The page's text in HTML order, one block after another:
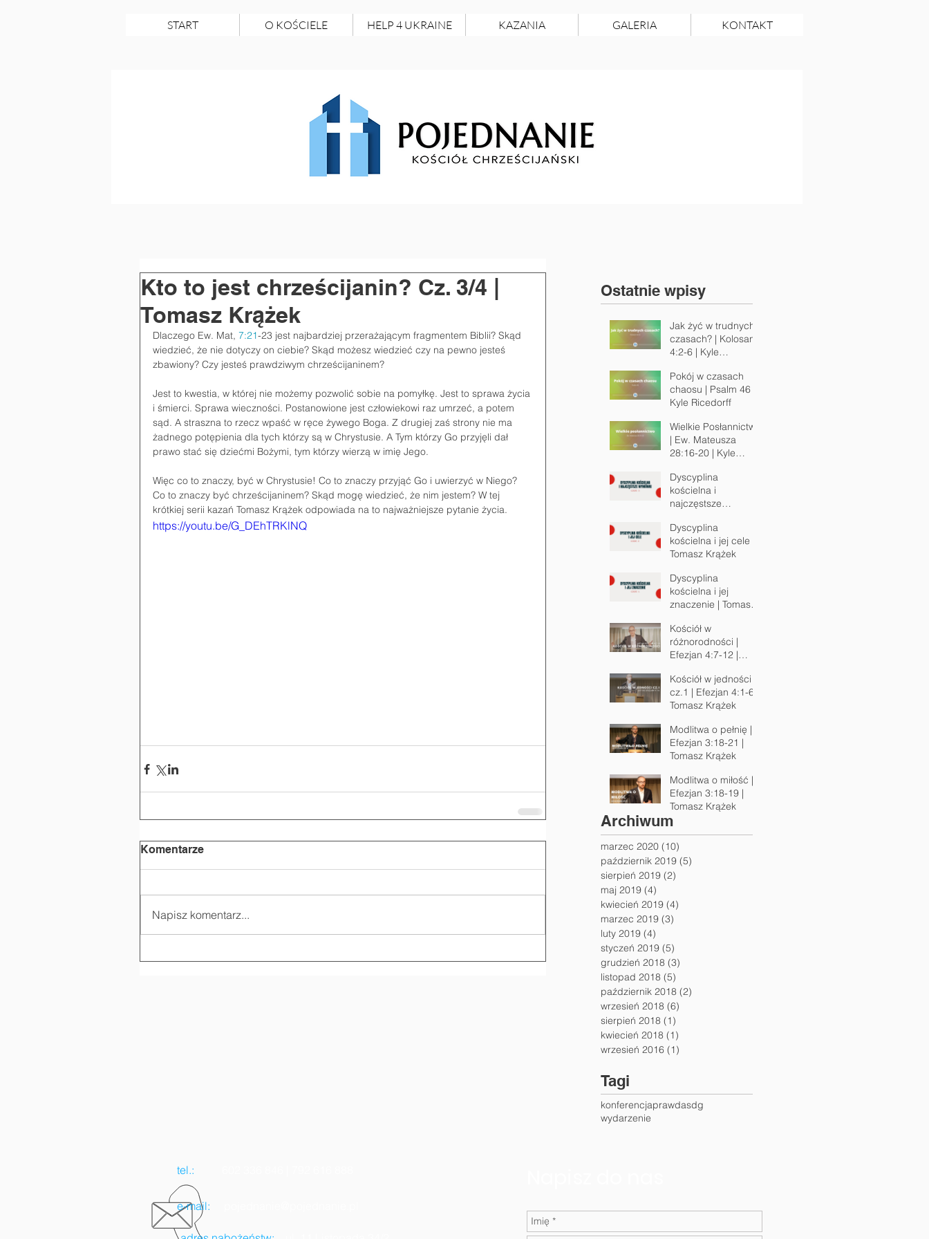
START O KOŚCIELE HELP 4 UKRAINE KAZANIA GALERIA KONTAKT
Kto to jest chrześcijanin? Cz. 3/4 |
Tomasz Krążek
Dlaczego Ew. Mat, 7:21-23 jest najbardziej przerażającym fragmentem Biblii? Skąd
wiedzieć, że nie dotyczy on ciebie? Skąd możesz wiedzieć czy na pewno jesteś
zbawiony? Czy jesteś prawdziwym chrześcijaninem?
Jest to kwestia, w której nie możemy pozwolić sobie na pomyłkę. Jest to sprawa życia
i śmierci. Sprawa wieczności. Postanowione jest człowiekowi raz umrzeć, a potem
sąd. A straszna to rzecz wpaść w ręce żywego Boga. Z drugiej zaś strony nie ma
żadnego potępienia dla tych którzy są w Chrystusie. A Tym którzy Go przyjęli dał
prawo stać się dziećmi Bożymi, tym którzy wierzą w imię Jego.
Więc co to znaczy, być w Chrystusie! Co to znaczy przyjąć Go i uwierzyć w Niego?
Co to znaczy być chrześcijaninem? Skąd mogę wiedzieć, że nim jestem? W tej
krótkiej serii kazań Tomasz Krążek odpowiada na to najważniejsze pytanie życia.
https://youtu.be/G_DEhTRKlNQ
Komentarze
Napisz komentarz...
Ostatnie wpisy
Jak żyć w trudnych
czasach? | Kolosan
4:2-6 | Kyle
Pokój w czasach
chaosu | Psalm 46 |
Kyle Ricedorff
Wielkie Posłannictwo
| Ew. Mateusza
28:16-20 | Kyle
Dyscyplina
kościelna i
najczęstsze
Krążek
Dyscyplina
kościelna i jej cele |
Tomasz Krążek
Dyscyplina
kościelna i jej
znaczenie | Tomasz
Kościół w
różnorodności |
Efezjan 4:7-12 |
Kościół w jedności
cz.1 | Efezjan 4:1-6 |
Tomasz Krążek
Modlitwa o pełnię |
Efezjan 3:18-21 |
Tomasz Krążek
Modlitwa o miłość |
Efezjan 3:18-19 |
Tomasz Krążek
Archiwum
marzec 2020 (10)
październik 2019 (5)
sierpień 2019 (2)
maj 2019 (4)
kwiecień 2019 (4)
marzec 2019 (3)
luty 2019 (4)
styczeń 2019 (5)
grudzień 2018 (3)
listopad 2018 (5)
październik 2018 (2)
wrzesień 2018 (6)
sierpień 2018 (1)
kwiecień 2018 (1)
wrzesień 2016 (1)
Tagi
konferencjaprawdasdg
wydarzenie
tel.:
e-mail: